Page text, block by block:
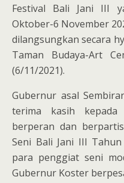
Festival Bali Jani III
Oktober-6 November
dilangsungkan secara
Taman Budaya-Art
(6/11/2021).
Gubernur asal
terima kasih
berperan dan
Seni Bali Jani III
para penggiat seni
Gubernur Koster